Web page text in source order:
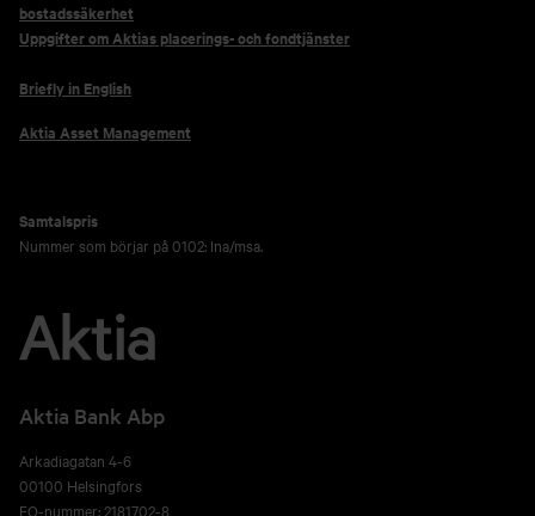
bostadssäkerhet
Uppgifter om Aktias placerings- och fondtjänster
Briefly in English
Aktia Asset Management
Samtalspris
Nummer som börjar på 0102: lna/msa.
Aktia Bank Abp
Arkadiagatan 4-6
00100 Helsingfors
FO-nummer: 2181702-8